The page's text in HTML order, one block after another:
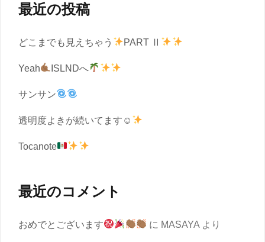
最近の投稿
どこまでも見えちゃう PART Ⅱ
Yeah ISLNDへ
サンサン
透明度よきが続いてます☺︎
Tocanote
最近のコメント
おめでとございます に MASAYAより